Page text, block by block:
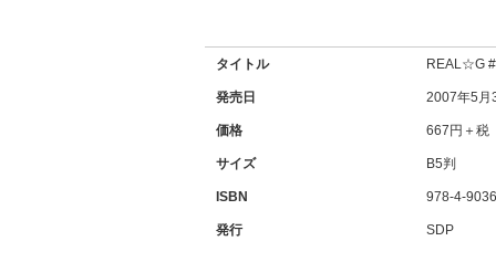
タイトル REAL☆G
発売日 2007年5月
価格 667円＋税
サイズ B5判
ISBN 978-4-
発行 SDP